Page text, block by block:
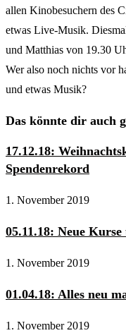
allen Kinobesuchern des
etwas Live-Musik.
und Matthias von 19.30
Wer also noch nichts vor
und etwas Musik?
Das könnte dir auch
17.12.18:
Spendenrekord
1. November 2019
05.11.18: Neue
1. November 2019
01.04.18: Alles neu
1. November 2019